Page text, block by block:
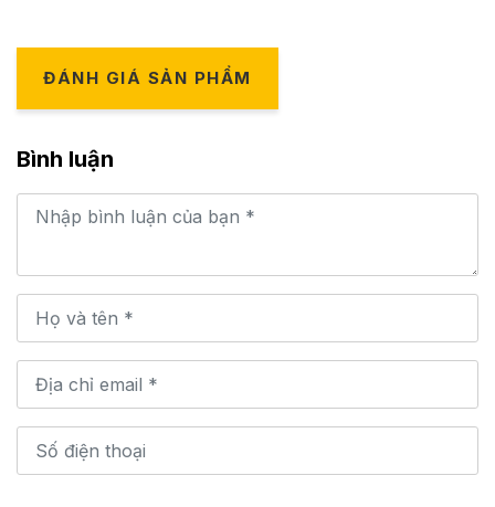
ĐÁNH GIÁ SẢN PHẨM
Bình luận